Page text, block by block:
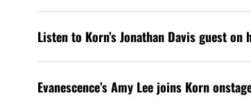
Listen to Korn’s Jonathan Davis guest on
Evanescence’s Amy Lee joins Korn